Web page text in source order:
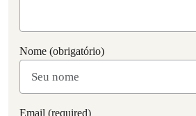
Nome (obrigatório)
Email (required)